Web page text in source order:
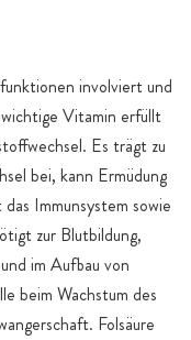
involviert und
Vitamin erfüllt
Es trägt zu
bei, kann Ermüdung
Immunsystem sowie
zur Blutbildung,
im Aufbau von
beim Wachstum des
Folsäure